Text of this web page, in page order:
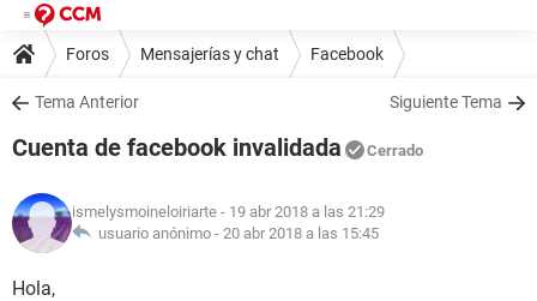
Foros Mensajerías y chat Facebook
Tema Anterior Siguiente Tema
Cuenta de facebook invalidada Cerrado
ismelysmoineloiriarte - 19 abr 2018 a las 21:29
usuario anónimo - 20 abr 2018 a las 15:45
Hola,